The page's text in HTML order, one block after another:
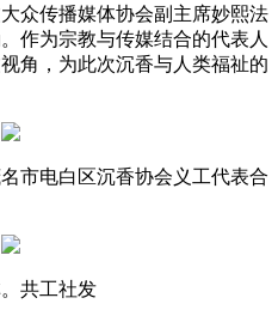
众传播媒体协会副主席妙熙法
作为宗教与传媒结合的代表人
角，为此次沉香与人类福祉的
市电白区沉香协会义工代表合
共工社发